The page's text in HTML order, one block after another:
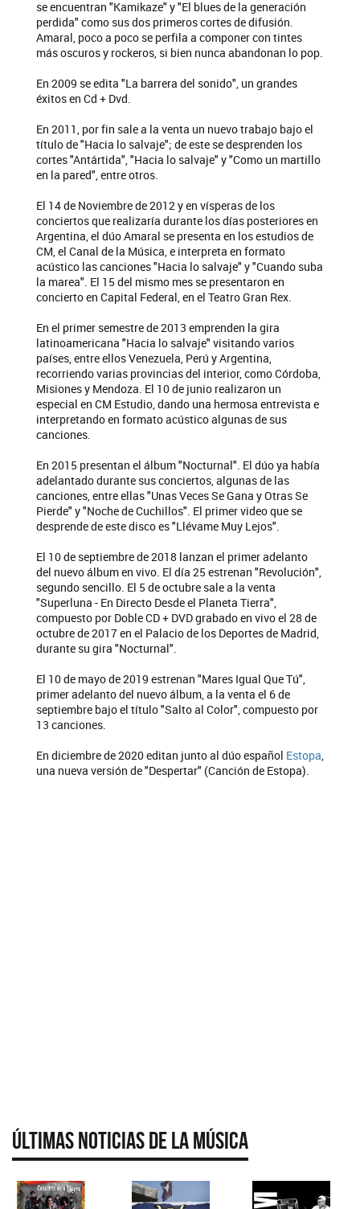
se encuentran "Kamikaze" y "El blues de la generación
perdida" como sus dos primeros cortes de difusión.
Amaral, poco a poco se perfila a componer con tintes
más oscuros y rockeros, si bien nunca abandonan lo pop.
En 2009 se edita "La barrera del sonido", un grandes
éxitos en Cd + Dvd.
En 2011, por fin sale a la venta un nuevo trabajo bajo el
título de "Hacia lo salvaje"; de este se desprenden los
cortes "Antártida", "Hacia lo salvaje" y "Como un martillo
en la pared", entre otros.
El 14 de Noviembre de 2012 y en vísperas de los
conciertos que realizaría durante los días posteriores en
Argentina, el dúo Amaral se presenta en los estudios de
CM, el Canal de la Música, e interpreta en formato
acústico las canciones "Hacia lo salvaje" y "Cuando suba
la marea". El 15 del mismo mes se presentaron en
concierto en Capital Federal, en el Teatro Gran Rex.
En el primer semestre de 2013 emprenden la gira
latinoamericana "Hacia lo salvaje" visitando varios
países, entre ellos Venezuela, Perú y Argentina,
recorriendo varias provincias del interior, como Córdoba,
Misiones y Mendoza. El 10 de junio realizaron un
especial en CM Estudio, dando una hermosa entrevista e
interpretando en formato acústico algunas de sus
canciones.
En 2015 presentan el álbum "Nocturnal". El dúo ya había
adelantado durante sus conciertos, algunas de las
canciones, entre ellas "Unas Veces Se Gana y Otras Se
Pierde" y "Noche de Cuchillos". El primer video que se
desprende de este disco es "Llévame Muy Lejos".
El 10 de septiembre de 2018 lanzan el primer adelanto
del nuevo álbum en vivo. El día 25 estrenan "Revolución",
segundo sencillo. El 5 de octubre sale a la venta
"Superluna - En Directo Desde el Planeta Tierra",
compuesto por Doble CD + DVD grabado en vivo el 28 de
octubre de 2017 en el Palacio de los Deportes de Madrid,
durante su gira "Nocturnal".
El 10 de mayo de 2019 estrenan "Mares Igual Que Tú",
primer adelanto del nuevo álbum, a la venta el 6 de
septiembre bajo el título "Salto al Color", compuesto por
13 canciones.
En diciembre de 2020 editan junto al dúo español Estopa,
una nueva versión de "Despertar" (Canción de Estopa).
Últimas Noticias de la Música